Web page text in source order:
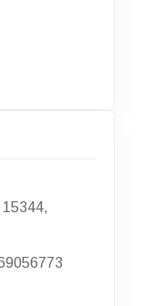
15344,